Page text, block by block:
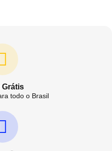
Grátis
todo o Brasil